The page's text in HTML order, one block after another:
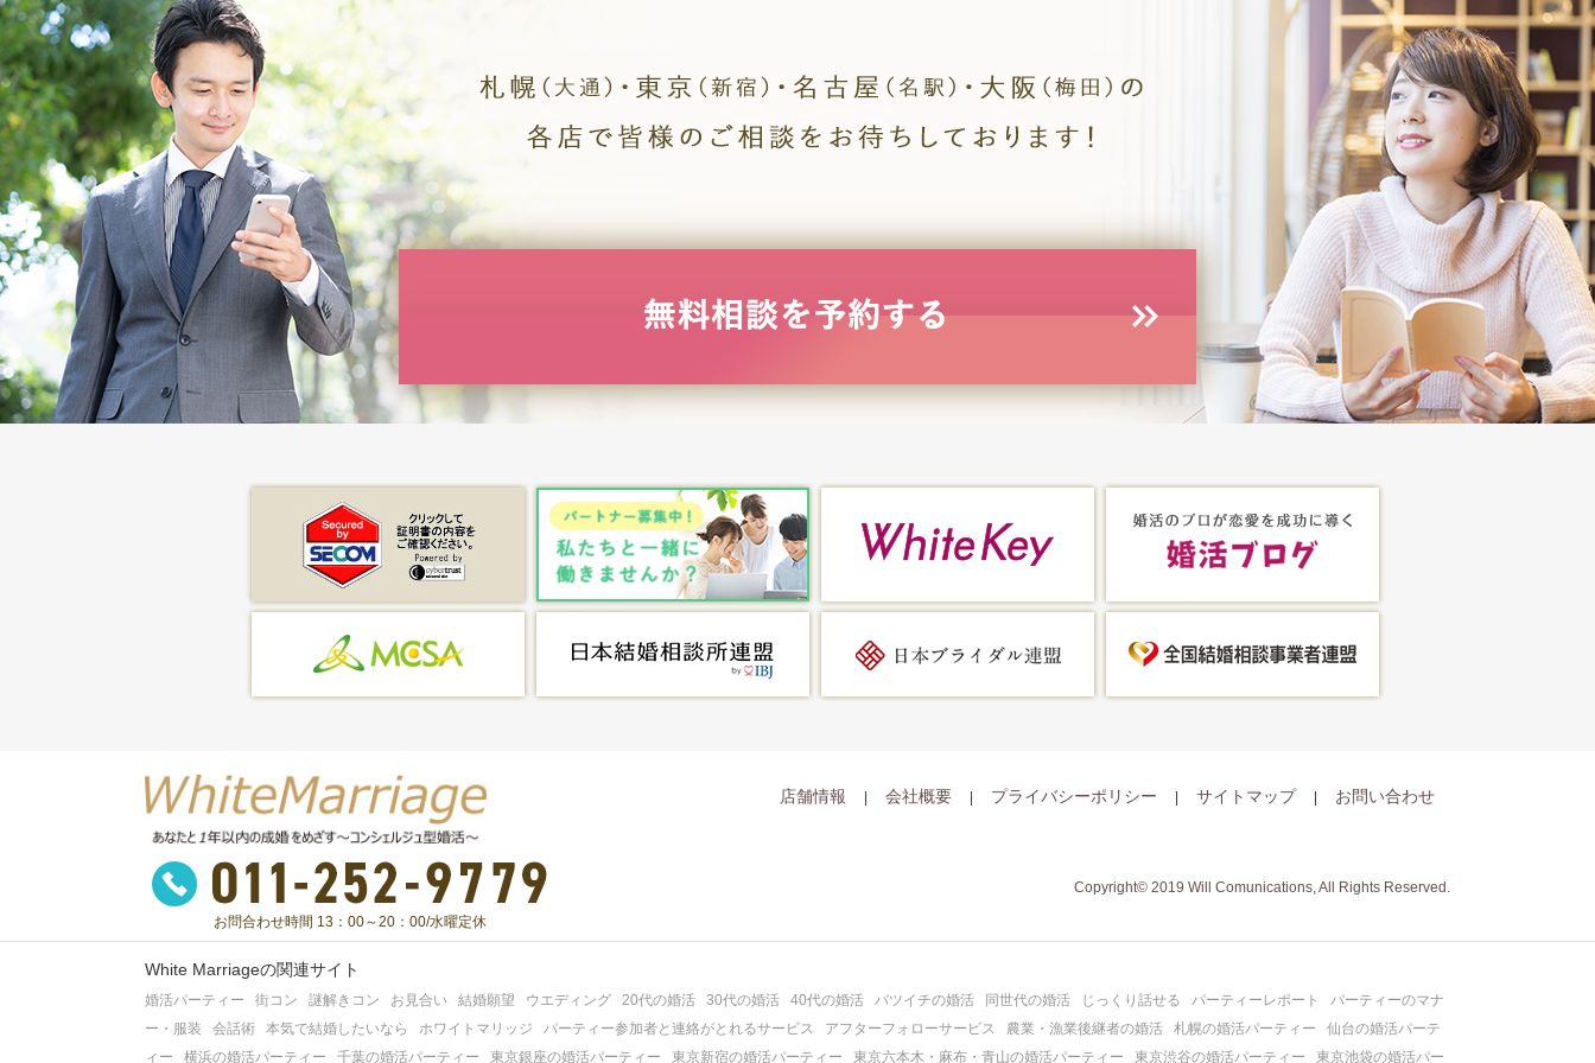
お問合わせ時間 13：00～20：00/水曜定休
店舗情報 会社概要 プライバシーポリシー サイトマップ お問い合わせ
Copyright© 2019 Will Comunications, All Rights Reserved.
White Marriageの関連サイト
婚活パーティー 街コン 謎解きコン お見合い 結婚願望 ウエディング 20代の婚活 30代の婚活 40代の婚活 バツイチの婚活 同世代の婚活 じっくり話せる パーティーレポート
パーティーのマナ
ー・服装
会話術 本気で結婚したいなら ホワイトマリッジ パーティー参加者と連絡がとれるサービス アフターフォローサービス 農業・漁業後継者の婚活 札幌の婚活パーティー
仙台の婚活パーテ
ィー
横浜の婚活パーティー 千葉の婚活パーティー 東京銀座の婚活パーティー 東京新宿の婚活パーティー 東京六本木・麻布・青山の婚活パーティー 東京渋谷の婚活パーティー 東京池袋の婚活パー